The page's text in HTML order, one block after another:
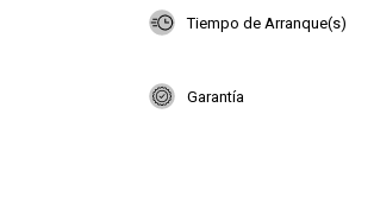
Tiempo de Arranque(s)
Garantía